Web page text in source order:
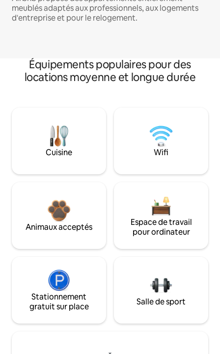
meublés adaptés aux professionnels, aux logements
d'entreprise et pour le relogement.
Équipements populaires pour des
locations moyenne et longue durée
Cuisine Wifi
Animaux acceptés
Espace de travail
pour ordinateur
Stationnement
gratuit sur place
Salle de sport